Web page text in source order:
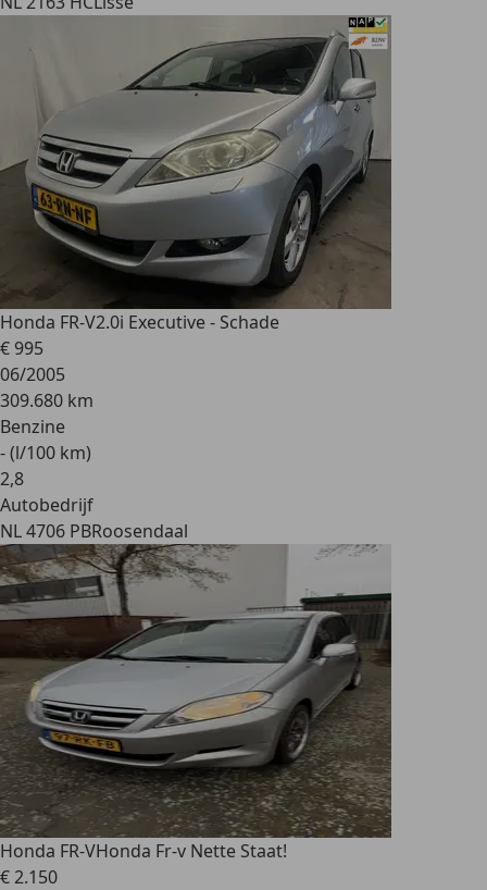
Honda FR-V2.0i Executive - Schade
€ 995
06/2005
309.680 km
Benzine
- (l/100 km)
2,8
Autobedrijf
NL 4706 PBRoosendaal
Honda FR-VHonda Fr-v Nette Staat!
€ 2.150